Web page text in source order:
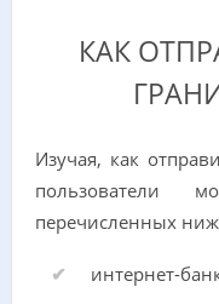
КАК
Изучая, как
пользователи
перечисленных
интернет-